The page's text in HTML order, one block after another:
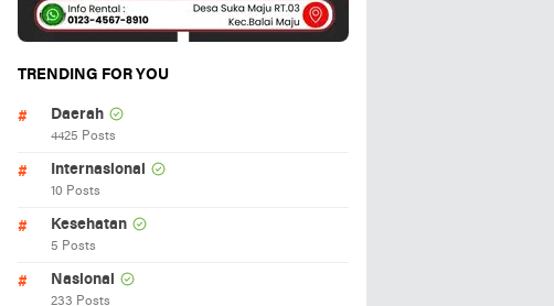
TRENDING FOR YOU
Daerah
4425 Posts
Internasional
10 Posts
Kesehatan
5 Posts
Nasional
233 Posts